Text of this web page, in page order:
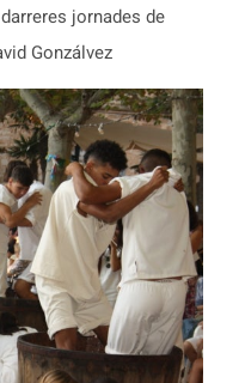
jornades de
Gonzálvez